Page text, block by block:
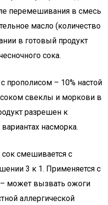
перемешивания в смесь
масло (количество
в готовый продукт
сока.
прополисом – 10% настой
свеклы и моркови в
разрешен к
насморка.
смешивается с
3 к 1. Применяется с
может вызвать ожоги
аллергической